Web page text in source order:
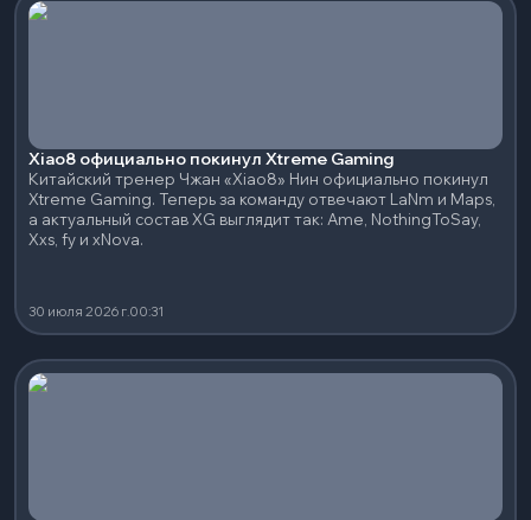
Xiao8 официально покинул Xtreme Gaming
Китайский тренер Чжан «Xiao8» Нин официально покинул
Xtreme Gaming. Теперь за команду отвечают LaNm и Maps,
а актуальный состав XG выглядит так: Ame, NothingToSay,
Xxs, fy и xNova.
30 июля 2026 г.00:31